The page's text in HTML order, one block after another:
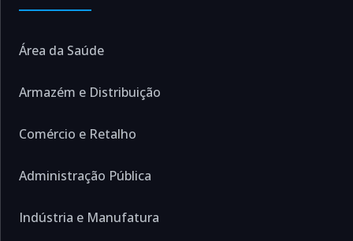
Área da Saúde
Armazém e Distribuição
Comércio e Retalho
Administração Pública
Indústria e Manufatura